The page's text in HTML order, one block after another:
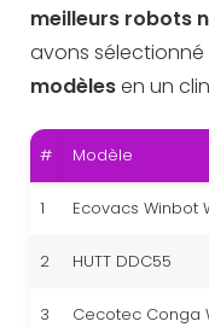
meilleurs robots
avons sélectionné
modèlesen un
# Modèle
1 Ecovacs Winbot
2 HUTT DDC55
3 Cecotec Conga